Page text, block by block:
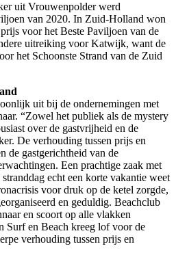
uit Vrouwenpolder werd
van 2020. In Zuid-Holland won
voor het Beste Paviljoen van de
uitreiking voor Katwijk, want de
het Schoonste Strand van de Zuid
uit bij de ondernemingen met
“Zowel het publiek als de mystery
over de gastvrijheid en de
De verhouding tussen prijs en
de gastgerichtheid van de
Een prachtige zaak met
echt een korte vakantie weet
voor druk op de ketel zorgde,
en geduldig. Beachclub
en scoort op alle vlakken
Surf en Beach kreeg lof voor de
verhouding tussen prijs en